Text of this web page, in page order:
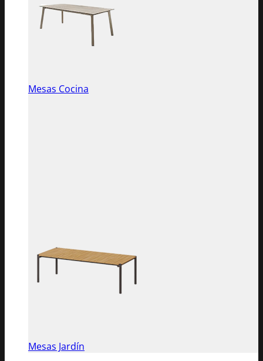
Mesas Cocina
Mesas Jardín